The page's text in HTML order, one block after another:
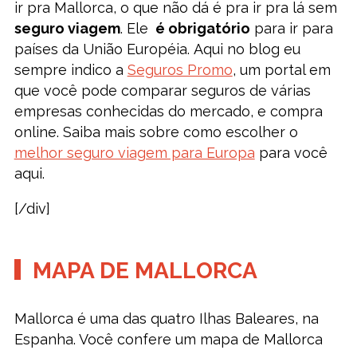
ir pra Mallorca, o que não dá é pra ir pra lá sem
seguro viagem. Ele é obrigatório para ir para
países da União Européia. Aqui no blog eu
sempre indico a Seguros Promo, um portal em
que você pode comparar seguros de várias
empresas conhecidas do mercado, e compra
online. Saiba mais sobre como escolher o
melhor seguro viagem para Europa para você
aqui.
[/div]
MAPA DE MALLORCA
Mallorca é uma das quatro Ilhas Baleares, na
Espanha. Você confere um mapa de Mallorca